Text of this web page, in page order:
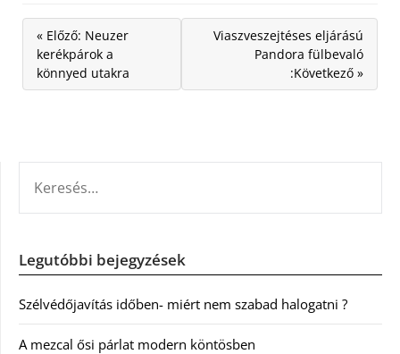
« Előző: Neuzer
kerékpárok a
könnyed utakra
Viaszveszejtéses eljárású
Pandora fülbevaló
:Következő »
Legutóbbi bejegyzések
Szélvédőjavítás időben- miért nem szabad halogatni ?
A mezcal ősi párlat modern köntösben